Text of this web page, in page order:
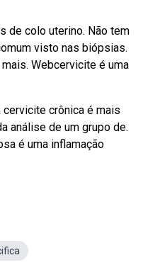
de colo uterino. Não tem
visto nas biópsias.
Webcervicite é uma
crônica é mais
análise de um grupo de.
é uma inflamação